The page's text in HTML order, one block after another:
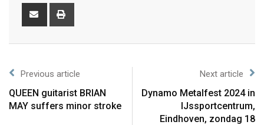
Previous article
QUEEN guitarist BRIAN
MAY suffers minor stroke
Next article
Dynamo Metalfest 2024 in
IJssportcentrum,
Eindhoven, zondag 18